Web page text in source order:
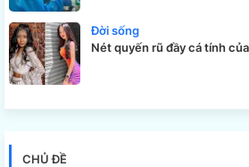
Đời sống
Nét quyến rũ đầy cá tính
CHỦ ĐỀ